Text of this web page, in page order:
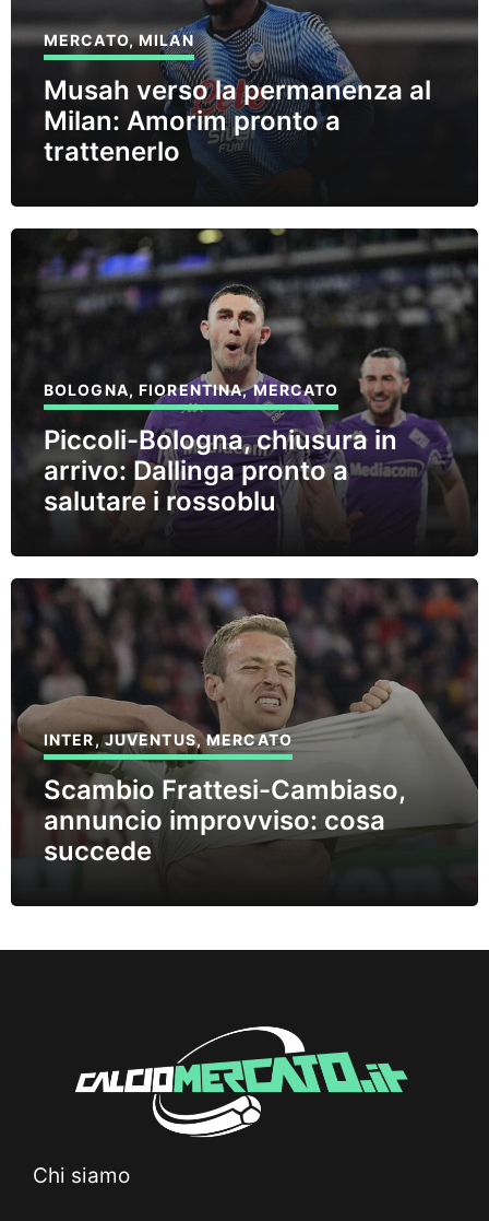
MERCATO,MILAN
Musah verso la permanenza al
Milan: Amorim pronto a
trattenerlo
BOLOGNA,FIORENTINA,MERCATO
Piccoli-Bologna, chiusura in
arrivo: Dallinga pronto a
salutare i rossoblu
INTER,JUVENTUS,MERCATO
Scambio Frattesi-Cambiaso,
annuncio improvviso: cosa
succede
Chi siamo